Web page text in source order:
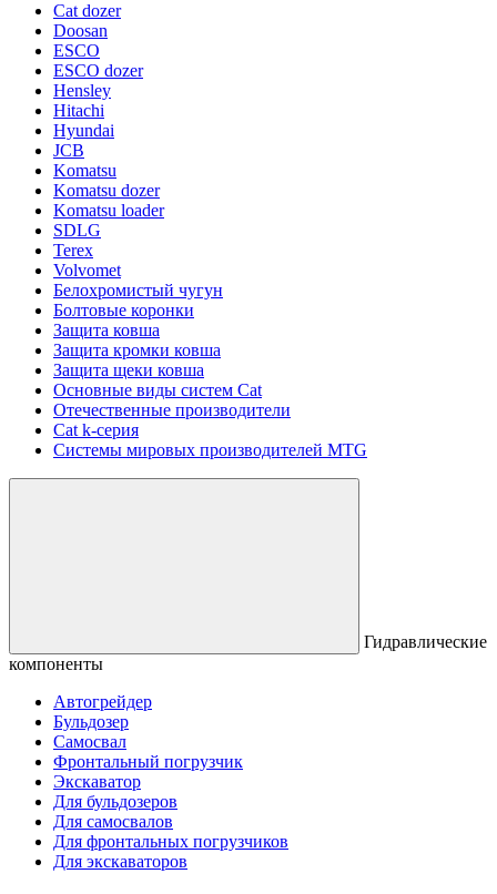
Cat dozer
Doosan
ESCO
ESCO dozer
Hensley
Hitachi
Hyundai
JCB
Komatsu
Komatsu dozer
Komatsu loader
SDLG
Terex
Volvomet
Белохромистый чугун
Болтовые коронки
Защита ковша
Защита кромки ковша
Защита щеки ковша
Основные виды систем Cat
Отечественные производители
Сat k-серия
Системы мировых производителей MTG
Гидравлические
компоненты
Автогрейдер
Бульдозер
Самосвал
Фронтальный погрузчик
Экскаватор
Для бульдозеров
Для самосвалов
Для фронтальных погрузчиков
Для экскаваторов